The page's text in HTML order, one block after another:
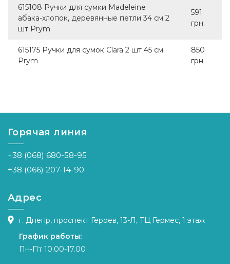
615108 Ручки для сумки Madeleine
абака-хлопок, деревянные петли 34 см 2
шт Prym
591
грн.
615175 Ручки для сумок Clara 2 шт 45 см
Prym
850
грн.
Горячая линия
+38 (068) 680-58-95
+38 (066) 207-14-90
Адрес
г. Днепр, проспект Героев, 13-Л, ТЦ Гермес, 1 этаж
График работы:
Пн-Пт 10.00-17.00